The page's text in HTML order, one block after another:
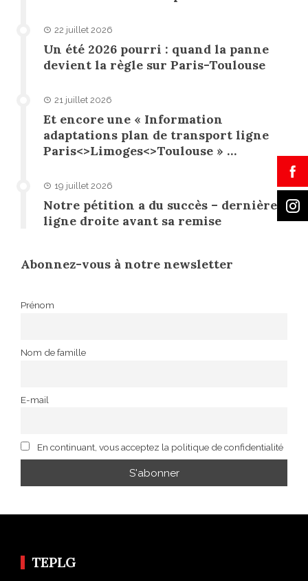
22 juillet 2026
Un été 2026 pourri : quand la panne
devient la règle sur Paris-Toulouse
21 juillet 2026
Et encore une « Information
adaptations plan de transport ligne
Paris<>Limoges<>Toulouse » …
19 juillet 2026
Notre pétition a du succès – dernière
ligne droite avant sa remise
Abonnez-vous à notre newsletter
Prénom
Nom de famille
E-mail
En continuant, vous acceptez la politique de confidentialité
TEPLG